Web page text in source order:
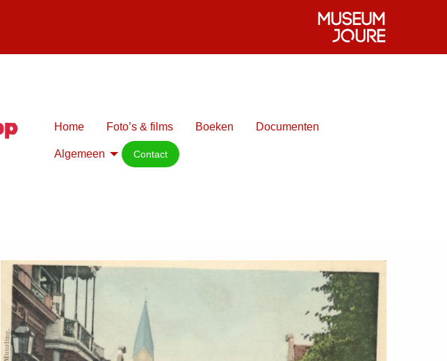
Home Foto’s & films Boeken Documenten
Algemeen Contact